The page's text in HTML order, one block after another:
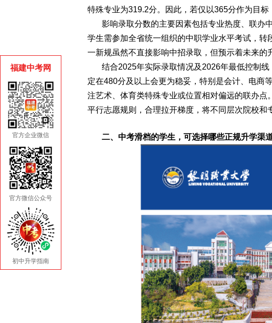
特殊专业为319.2分。因此，若仅以365分作为目标
影响录取分数的主要因素包括专业热度、联办
学生需参加全省统一组织的中职学业水平考试，
一新规虽然不直接影响中招录取，但预示着未来的
结合2025年实际录取情况及2026年最低控制
定在480分及以上会更为稳妥，特别是会计、电商
注艺术、体育类特殊专业或位置相对偏远的联办点
平行志愿规则，合理拉开梯度，将不同层次院校和
二、中考滑档的学生，可选择哪些正规升学渠
福建中考网
官方企业微信
官方微信公众号
初中升学指南